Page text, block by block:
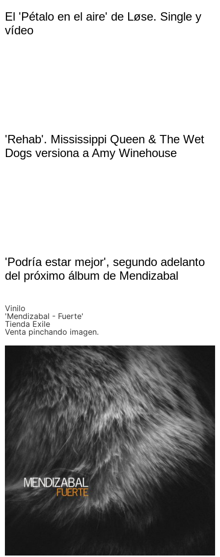
El 'Pétalo en el aire' de Løse. Single y
vídeo
'Rehab'. Mississippi Queen & The Wet
Dogs versiona a Amy Winehouse
'Podría estar mejor', segundo adelanto
del próximo álbum de Mendizabal
Vinilo
'Mendizabal - Fuerte'
Tienda Exile
Venta pinchando imagen.